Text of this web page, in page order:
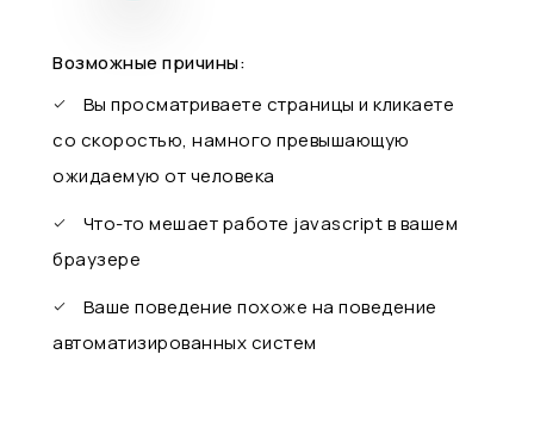
Возможные причины:
Вы просматриваете страницы и кликаете
со скоростью, намного превышающую
ожидаемую от человека
Что-то мешает работе javascript в вашем
браузере
Ваше поведение похоже на поведение
автоматизированных систем